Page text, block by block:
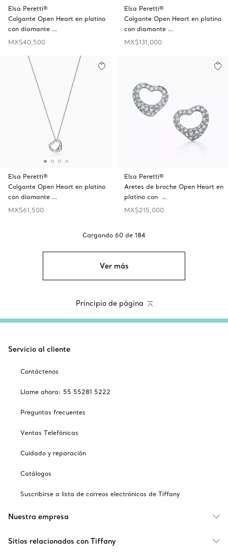
Elsa Peretti®
Colgante Open Heart en platino
con diamante …
MX$40,500
Elsa Peretti®
Colgante Open Heart en platino
con diamante …
MX$131,000
Elsa Peretti®
Colgante Open Heart en platino
con diamante …
MX$61,500
Elsa Peretti®
Aretes de broche Open Heart en
platino con …
MX$215,000
Cargando 60 de 184
Ver más
Principio de página
Servicio al cliente
Contáctenos
Llame ahora: 55 55281 5222
Preguntas frecuentes
Ventas Telefónicas
Cuidado y reparación
Catálogos
Suscribirse a lista de correos electrónicos de Tiffany
Nuestra empresa
Sitios relacionados con Tiffany